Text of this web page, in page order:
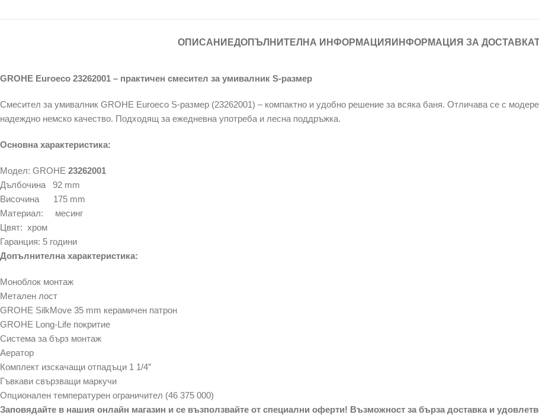
ОПИСАНИЕДОПЪЛНИТЕЛНА ИНФОРМАЦИЯ ИНФОРМАЦИЯ ЗА
GROHE Euroeco 23262001 – практичен смесител за умивалник S-размер
Смесител за умивалник GROHE Euroeco S-размер (23262001) – компактно и удобно решение за всяка баня. Отличава се с
надеждно немско качество. Подходящ за ежедневна употреба и лесна поддръжка.
Основна характеристика:
Модел: GROHE 23262001
Дълбочина 92 mm
Височина 175 mm
Материал: месинг
Цвят: хром
Гаранция: 5 години
Допълнителна характеристика:
Моноблок монтаж
Метален лост
GROHE SilkMove 35 mm керамичен патрон
GROHE Long-Life покритие
Система за бърз монтаж
Аератор
Комплект изскачащи отпадъци 1 1/4″
Гъвкави свързващи маркучи
Опционален температурен ограничител (46 375 000)
Заповядайте в нашия онлайн магазин и се възползвайте от специални оферти! Възможност за бърза доставка и